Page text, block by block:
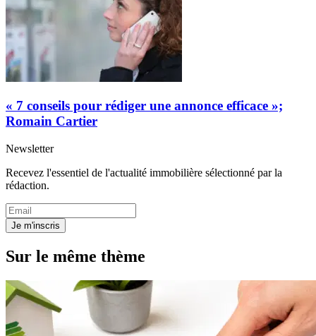
« 7 conseils pour rédiger une annonce efficace »;
Romain Cartier
Newsletter
Recevez l'essentiel de l'actualité immobilière sélectionné par la
rédaction.
Je m'inscris
Sur le même thème